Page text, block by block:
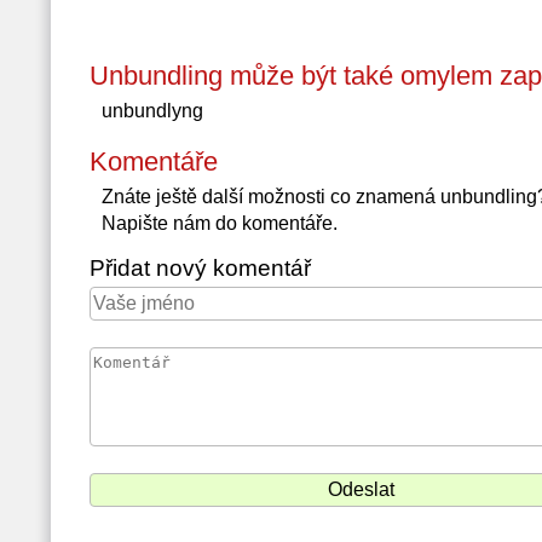
Unbundling může být také omylem
unbundlyng
Komentáře
Znáte ještě další možnosti co znamená
Napište nám do komentáře.
Přidat nový komentář